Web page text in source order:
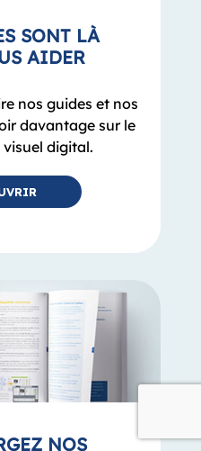
davantage sur le
digital.
NOS
au sein de votre